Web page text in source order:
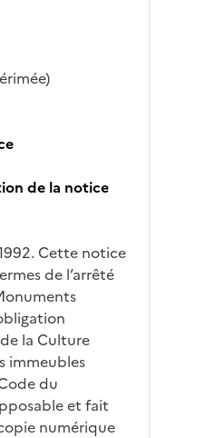
de la notice
Cette notice
de l’arrêté
la Culture
immeubles
du
et fait
numérique